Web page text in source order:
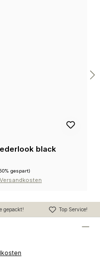
black
gespart)
gepackt! Top Service!